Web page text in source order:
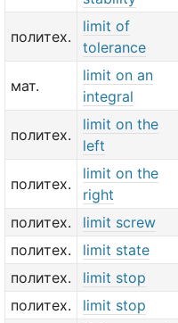
политех.
limit of
tolerance
мат.
limit on an
integral
политех.
limit on the
left
политех.
limit on the
right
политех. limit screw
политех.
limit state
политех.
limit stop
политех.
limit stop